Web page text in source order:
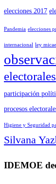
elecciones 2017
Pandemia elecciones
internacional ley
electorales
participación
procesos
Higiene y Seguridad
Silvana
IDEMOE